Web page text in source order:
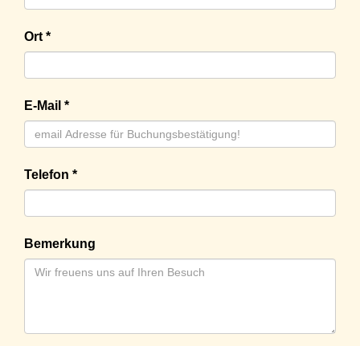
Ort *
E-Mail *
Telefon *
Bemerkung